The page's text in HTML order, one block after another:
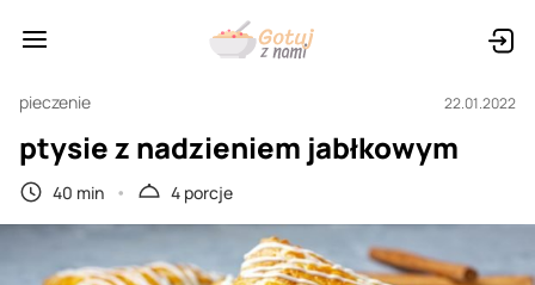
pieczenie 22.01.2022
ptysie z nadzieniem jabłkowym
40 min 4 porcje